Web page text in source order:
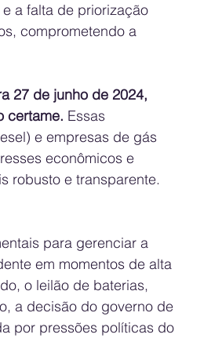
a falta de priorização
comprometendo a
27 de junho de 2024,
certame. Essas
e empresas de gás
econômicos e
robusto e transparente.
para gerenciar a
em momentos de alta
o leilão de baterias,
a decisão do governo de
por pressões políticas do